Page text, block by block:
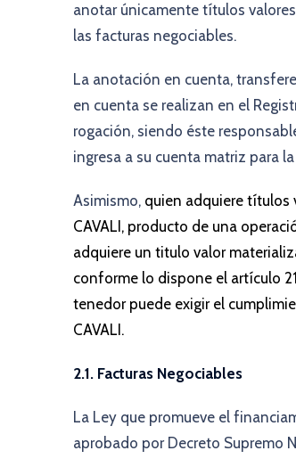
anotar únicamente títulos
las facturas negociables.
La anotación en cuenta,
en cuenta se realizan en el
rogación, siendo éste
ingresa a su cuenta matriz para
Asimismo, quien adquiere títulos
CAVALI, producto de una
adquiere un titulo valor
conforme lo dispone el artículo
tenedor puede exigir el
CAVALI.
2.1. Facturas Negociables
La Ley que promueve el
aprobado por Decreto Supremo